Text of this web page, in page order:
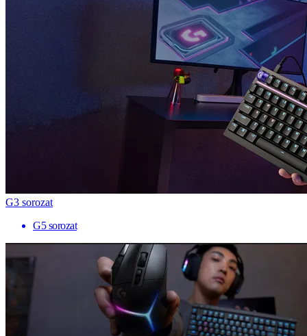
G3 sorozat
G5 sorozat